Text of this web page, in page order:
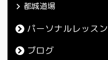
都城道場
パーソナルレッスン
ブログ